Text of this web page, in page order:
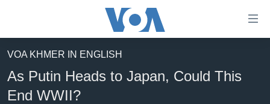
គេហទំព័រ​
រំលង​
និង​
អន្តរជាតិ
VOA KHMER IN ENGLISH
As Putin Heads to Japan, Could This
End WWII?